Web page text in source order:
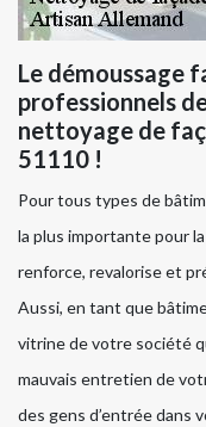
Le démoussage
professionnels
nettoyage de
51110 !
Pour tous types de
la plus importante pour
renforce, revalorise et
Aussi, en tant que
vitrine de votre société
mauvais entretien de
des gens d’entrée dans